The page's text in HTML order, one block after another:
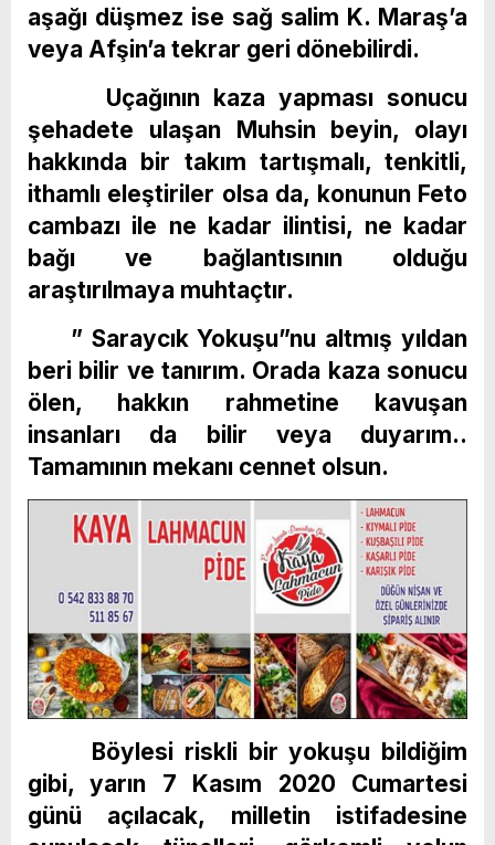
aşağı düşmez ise sağ salim K. Maraş’a
veya Afşin’a tekrar geri dönebilirdi.
Uçağının kaza yapması sonucu
şehadete ulaşan Muhsin beyin, olayı
hakkında bir takım tartışmalı, tenkitli,
ithamlı eleştiriler olsa da, konunun Feto
cambazı ile ne kadar ilintisi, ne kadar
bağı ve bağlantısının olduğu
araştırılmaya muhtaçtır.
” Saraycık Yokuşu”nu altmış yıldan
beri bilir ve tanırım. Orada kaza sonucu
ölen, hakkın rahmetine kavuşan
insanları da bilir veya duyarım..
Tamamının mekanı cennet olsun.
Böylesi riskli bir yokuşu bildiğim
gibi, yarın 7 Kasım 2020 Cumartesi
günü açılacak, milletin istifadesine